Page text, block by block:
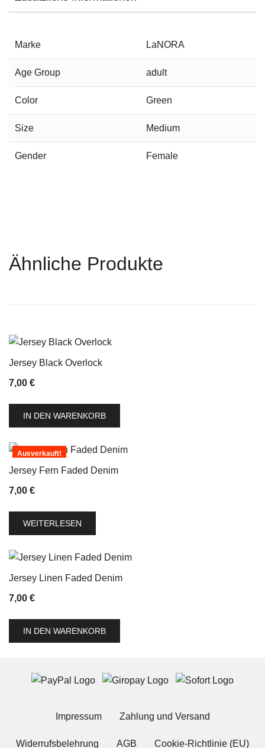
Marke LaNORA
Age Group adult
Color Green
Size Medium
Gender Female
Ähnliche Produkte
Jersey Black Overlock
7,00 €
IN DEN WARENKORB
Ausverkauft!
Jersey Fern Faded Denim
7,00 €
WEITERLESEN
Jersey Linen Faded Denim
7,00 €
IN DEN WARENKORB
Impressum Zahlung und Versand
Widerrufsbelehrung AGB Cookie-Richtlinie (EU)